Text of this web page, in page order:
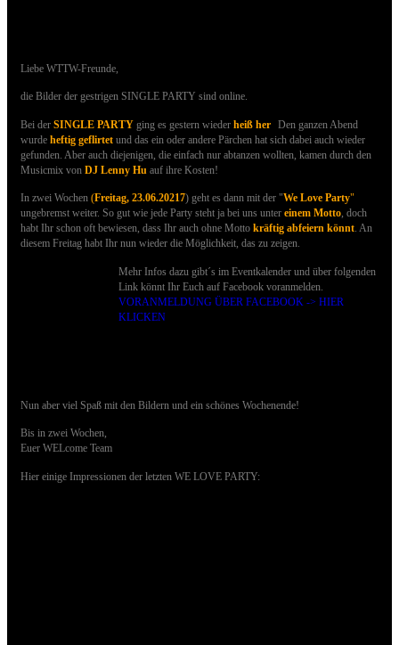
Liebe WTTW-Freunde,
die Bilder der gestrigen SINGLE PARTY sind online.
Bei der SINGLE PARTY ging es gestern wieder heiß her Den ganzen Abend
wurde heftig geflirtet und das ein oder andere Pärchen hat sich dabei auch wieder
gefunden. Aber auch diejenigen, die einfach nur abtanzen wollten, kamen durch den
Musicmix von DJ Lenny Hu auf ihre Kosten!
In zwei Wochen (Freitag, 23.06.20217) geht es dann mit der "We Love Party"
ungebremst weiter. So gut wie jede Party steht ja bei uns unter einem Motto, doch
habt Ihr schon oft bewiesen, dass Ihr auch ohne Motto kräftig abfeiern könnt. An
diesem Freitag habt Ihr nun wieder die Möglichkeit, das zu zeigen.
Mehr Infos dazu gibt´s im Eventkalender und über folgenden
Link könnt Ihr Euch auf Facebook voranmelden.
VORANMELDUNG ÜBER FACEBOOK -> HIER
KLICKEN
Nun aber viel Spaß mit den Bildern und ein schönes Wochenende!
Bis in zwei Wochen,
Euer WELcome Team
Hier einige Impressionen der letzten WE LOVE PARTY: